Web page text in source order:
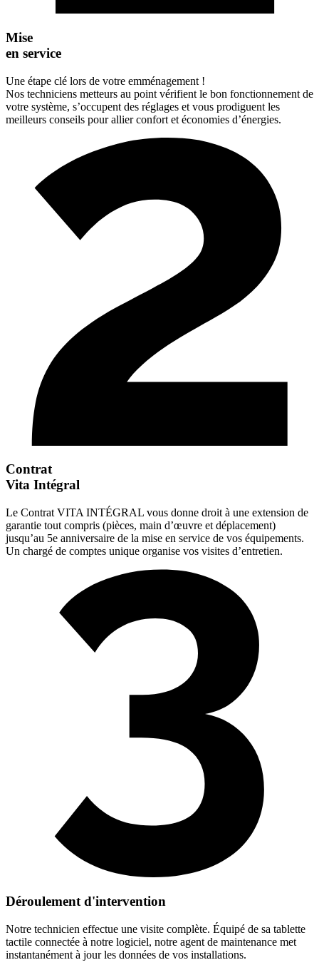
Mise
en service
Une étape clé lors de votre emménagement !
Nos techniciens metteurs au point vérifient le bon fonctionnement de
votre système, s’occupent des réglages et vous prodiguent les
meilleurs conseils pour allier confort et économies d’énergies.
Contrat
Vita Intégral
Le Contrat VITA INTÉGRAL vous donne droit à une extension de
garantie tout compris (pièces, main d’œuvre et déplacement)
jusqu’au 5e anniversaire de la mise en service de vos équipements.
Un chargé de comptes unique organise vos visites d’entretien.
Déroulement d'intervention
Notre technicien effectue une visite complète. Équipé de sa tablette
tactile connectée à notre logiciel, notre agent de maintenance met
instantanément à jour les données de vos installations.